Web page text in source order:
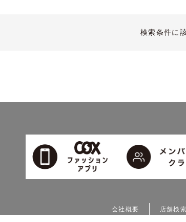
検索条件に
会社概要 店舗検索